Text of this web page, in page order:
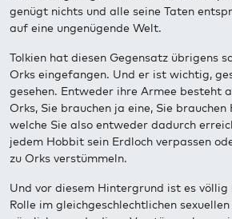
genügt nichts und alle seine Taten
auf eine ungenügende Welt.
Tolkien hat diesen Gegensatz übrigens
Orks eingefangen. Und er ist wichtig,
gesehen. Entweder ihre Armee besteht
Orks, Sie brauchen ja eine, Sie
welche Sie also entweder dadurch
jedem Hobbit sein Erdloch verpassen
zu Orks verstümmeln.
Und vor diesem Hintergrund ist es völlig
Rolle im gleichgeschlechtlichen